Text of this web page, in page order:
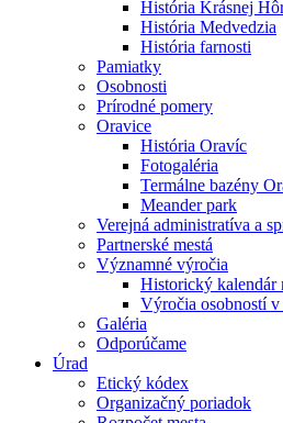
História Krásnej
História Medvedzia
História farnosti
Pamiatky
Osobnosti
Prírodné pomery
Oravice
História Oravíc
Fotogaléria
Termálne bazény
Meander park
Verejná administratíva a
Partnerské mestá
Významné výročia
Historický kalendár
Výročia osobností
Galéria
Odporúčame
Úrad
Etický kódex
Organizačný poriadok